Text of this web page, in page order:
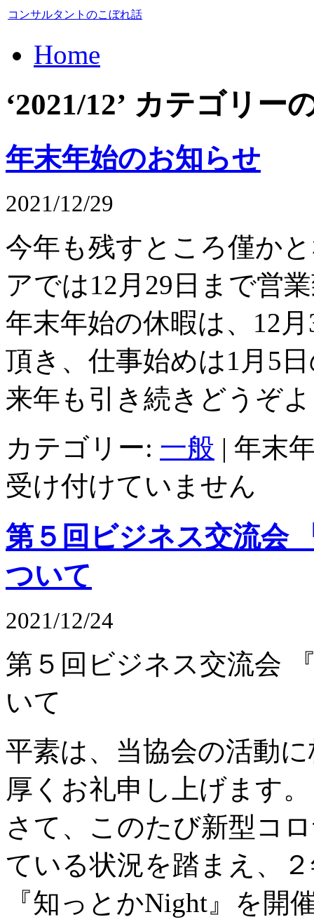
コンサルタントのこぼれ話
Home
‘2021/12’ カテゴリー
年末年始のお知らせ
2021/12/29
今年も残すところ僅か
アでは12月29日まで営
年末年始の休暇は、12
頂き、仕事始めは1月5
来年も引き続きどうぞ
カテゴリー: 一般 | 年末
受け付けていません
第５回ビジネス交流会
ついて
2021/12/24
第５回ビジネス交流会
いて
平素は、当協会の活動
厚くお礼申し上げます。
さて、このたび新型コ
ている状況を踏まえ、
『知っとかNight』を開